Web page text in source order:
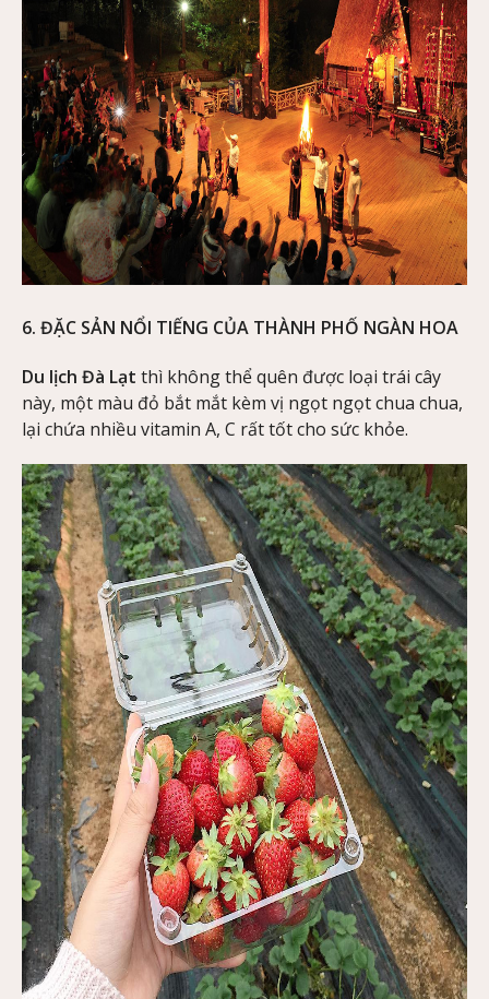
6. ĐẶC SẢN NỔI TIẾNG CỦA THÀNH PHỐ NGÀN HOA
Du lịch Đà Lạt thì không thể quên được loại trái cây
này, một màu đỏ bắt mắt kèm vị ngọt ngọt chua chua,
lại chứa nhiều vitamin A, C rất tốt cho sức khỏe.